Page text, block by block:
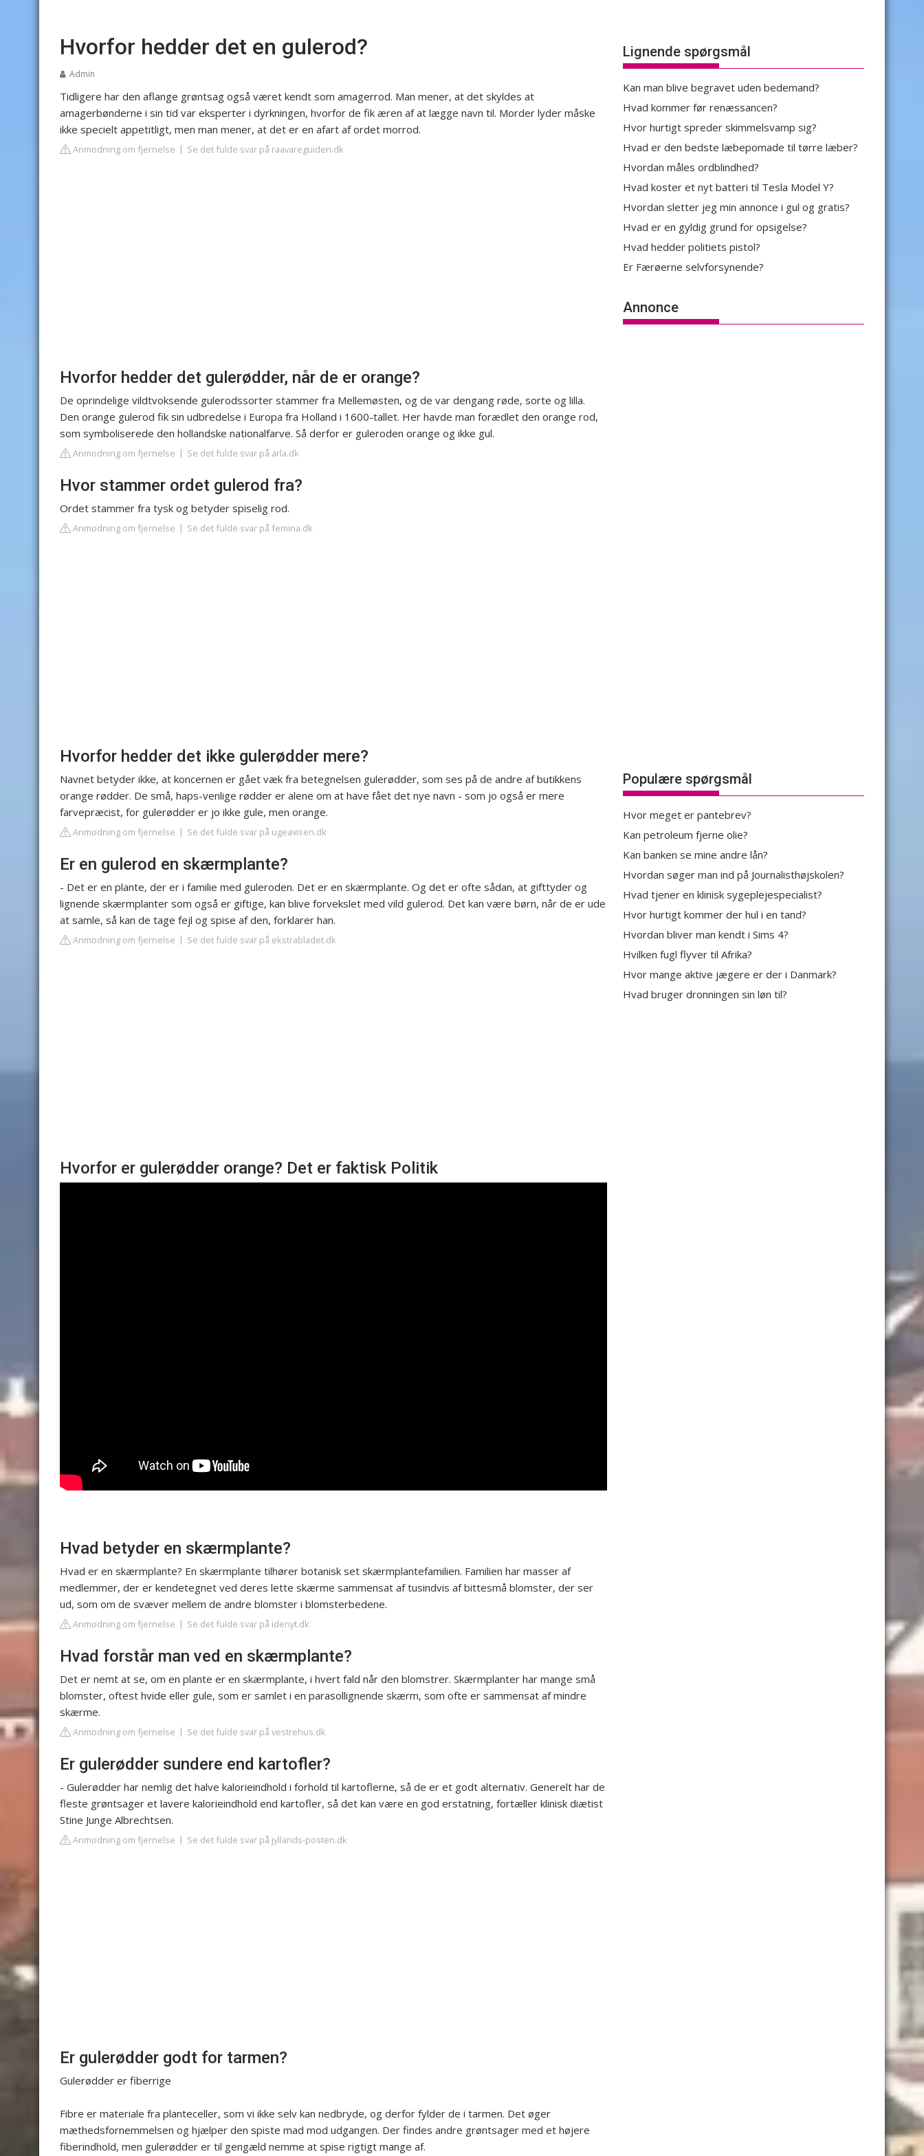
Hvorfor hedder det en gulerod?
Admin
Tidligere har den aflange grøntsag også været kendt som amagerrod. Man mener, at det skyldes at
amagerbønderne i sin tid var eksperter i dyrkningen, hvorfor de fik æren af at lægge navn til. Morder lyder måske
ikke specielt appetitligt, men man mener, at det er en afart af ordet morrod.
Anmodning om fjernelse Se det fulde svar på raavareguiden.dk
Hvorfor hedder det gulerødder, når de er orange?
De oprindelige vildtvoksende gulerodssorter stammer fra Mellemøsten, og de var dengang røde, sorte og lilla.
Den orange gulerod fik sin udbredelse i Europa fra Holland i 1600-tallet. Her havde man forædlet den orange rod,
som symboliserede den hollandske nationalfarve. Så derfor er guleroden orange og ikke gul.
Anmodning om fjernelse Se det fulde svar på arla.dk
Hvor stammer ordet gulerod fra?
Ordet stammer fra tysk og betyder spiselig rod.
Anmodning om fjernelse Se det fulde svar på femina.dk
Hvorfor hedder det ikke gulerødder mere?
Navnet betyder ikke, at koncernen er gået væk fra betegnelsen gulerødder, som ses på de andre af butikkens
orange rødder. De små, haps-venlige rødder er alene om at have fået det nye navn - som jo også er mere
farvepræcist, for gulerødder er jo ikke gule, men orange.
Anmodning om fjernelse Se det fulde svar på ugeavisen.dk
Er en gulerod en skærmplante?
- Det er en plante, der er i familie med guleroden. Det er en skærmplante. Og det er ofte sådan, at gifttyder og
lignende skærmplanter som også er giftige, kan blive forvekslet med vild gulerod. Det kan være børn, når de er ude
at samle, så kan de tage fejl og spise af den, forklarer han.
Anmodning om fjernelse Se det fulde svar på ekstrabladet.dk
Hvorfor er gulerødder orange? Det er faktisk Politik
Hvad betyder en skærmplante?
Hvad er en skærmplante? En skærmplante tilhører botanisk set skærmplantefamilien. Familien har masser af
medlemmer, der er kendetegnet ved deres lette skærme sammensat af tusindvis af bittesmå blomster, der ser
ud, som om de svæver mellem de andre blomster i blomsterbedene.
Anmodning om fjernelse Se det fulde svar på idenyt.dk
Hvad forstår man ved en skærmplante?
Det er nemt at se, om en plante er en skærmplante, i hvert fald når den blomstrer. Skærmplanter har mange små
blomster, oftest hvide eller gule, som er samlet i en parasollignende skærm, som ofte er sammensat af mindre
skærme.
Anmodning om fjernelse Se det fulde svar på vestrehus.dk
Er gulerødder sundere end kartofler?
- Gulerødder har nemlig det halve kalorieindhold i forhold til kartoflerne, så de er et godt alternativ. Generelt har de
fleste grøntsager et lavere kalorieindhold end kartofler, så det kan være en god erstatning, fortæller klinisk diætist
Stine Junge Albrechtsen.
Anmodning om fjernelse Se det fulde svar på jyllands-posten.dk
Er gulerødder godt for tarmen?
Gulerødder er fiberrige
Fibre er materiale fra planteceller, som vi ikke selv kan nedbryde, og derfor fylder de i tarmen. Det øger
mæthedsfornemmelsen og hjælper den spiste mad mod udgangen. Der findes andre grøntsager med et højere
fiberindhold, men gulerødder er til gengæld nemme at spise rigtigt mange af.
Lignende spørgsmål
Kan man blive begravet uden bedemand?
Hvad kommer før renæssancen?
Hvor hurtigt spreder skimmelsvamp sig?
Hvad er den bedste læbepomade til tørre læber?
Hvordan måles ordblindhed?
Hvad koster et nyt batteri til Tesla Model Y?
Hvordan sletter jeg min annonce i gul og gratis?
Hvad er en gyldig grund for opsigelse?
Hvad hedder politiets pistol?
Er Færøerne selvforsynende?
Annonce
Populære spørgsmål
Hvor meget er pantebrev?
Kan petroleum fjerne olie?
Kan banken se mine andre lån?
Hvordan søger man ind på Journalisthøjskolen?
Hvad tjener en klinisk sygeplejespecialist?
Hvor hurtigt kommer der hul i en tand?
Hvordan bliver man kendt i Sims 4?
Hvilken fugl flyver til Afrika?
Hvor mange aktive jægere er der i Danmark?
Hvad bruger dronningen sin løn til?